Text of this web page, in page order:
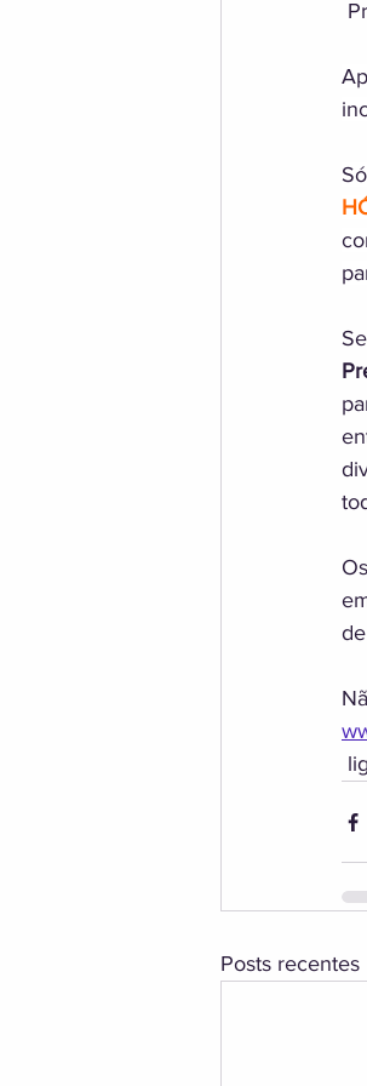
Posts recentes